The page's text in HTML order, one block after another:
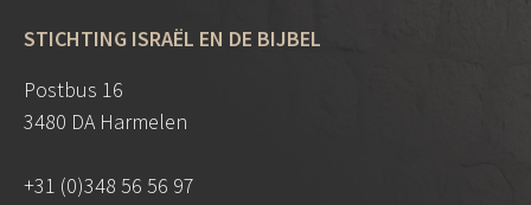
STICHTING ISRAËL EN DE BIJBEL
Postbus 16
3480 DA Harmelen
+31 (0)348 56 56 97